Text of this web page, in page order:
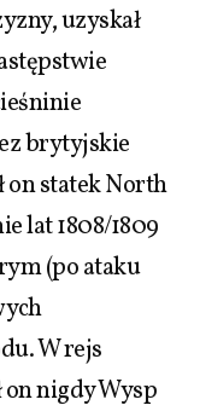
uzyskał
brytyjskie
on statek North
lat 1808/1809
(po ataku
W rejs
nigdy Wysp